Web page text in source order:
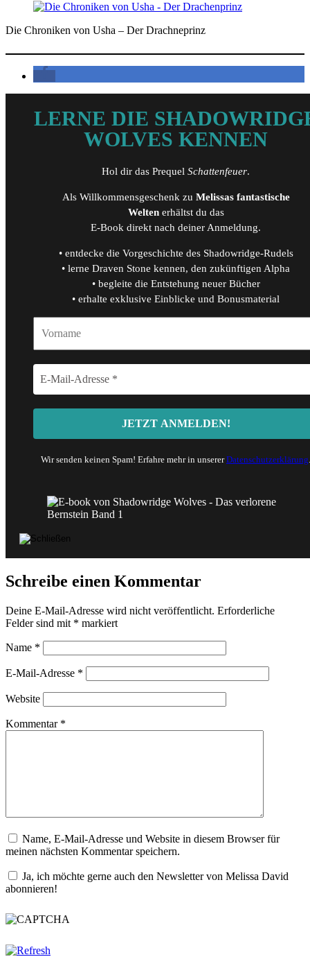
Die Chroniken von Usha – Der Drachneprinz
LERNE DIE
WOLVES KENNEN
Hol dir das Prequel Schattenfeuer.
Als Willkommensgeschenk zu Melissas fantastische
Weltenerhältst du das
E-Book direkt nach deiner Anmeldung.
• entdecke die Vorgeschichte des Shadowridge-Rudels
• lerne Draven Stone kennen, den zukünftigen Alpha
• begleite die Entstehung neuer Bücher
• erhalte exklusive Einblicke und Bonusmaterial
Wir senden keinen Spam! Erfahre mehr in unsererDatenschutzerklärung
Schreibe einen Kommentar
Deine E-Mail-Adresse wird nicht veröffentlicht. Erforderliche
Felder sind mit * markiert
Name *
E-Mail-Adresse *
Website
Kommentar *
Name, E-Mail-Adresse und Website in diesem Browser für
meinen nächsten Kommentar speichern.
Ja, ich möchte gerne auch den Newsletter von Melissa David
abonnieren!